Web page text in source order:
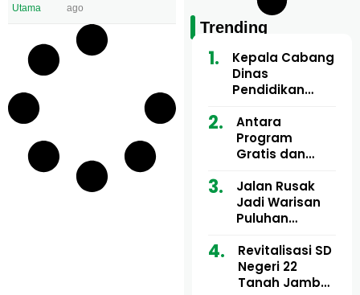
Utama
ago
Trending
Kepala Cabang
Dinas
Pendidikan
Utara Buka
Pelatihan Deep
Learning serta
Artifisial bagi
Guru
Matematika
Antara
Program
Gratis dan
Motor Imum
Gampong, Uji
Nyali APH
Bermain di
Balik Rp250
Ribu
Jalan Rusak
Jadi Warisan
Puluhan
dan Tgk
Muharuddin
Kini Didesak
Revitalisasi SD
Negeri 22
Tanah Jambo